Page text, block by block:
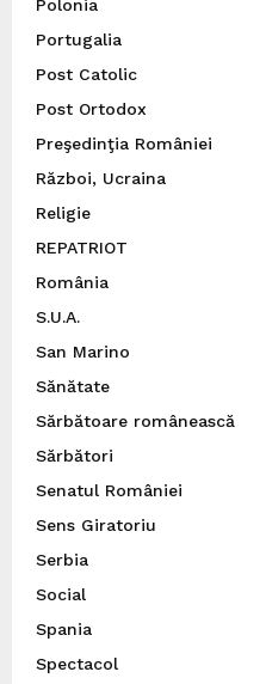
Polonia
Portugalia
Post Catolic
Post Ortodox
Preşedinţia României
Război, Ucraina
Religie
REPATRIOT
România
S.U.A.
San Marino
Sănătate
Sărbătoare românească
Sărbători
Senatul României
Sens Giratoriu
Serbia
Social
Spania
Spectacol